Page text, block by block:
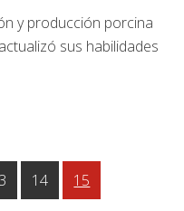
y producción porcina
sus habilidades
Página
14 Página
15